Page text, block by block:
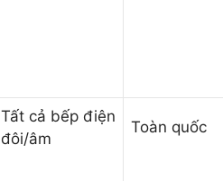
Tất cả bếp điện
đôi/âm
Toàn quốc